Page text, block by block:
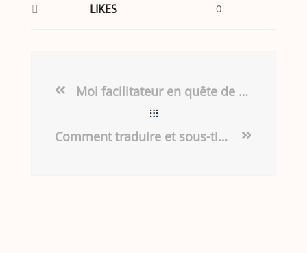
LIKES 0
Moi facilitateur en quête de maîtrise des outils collaboratifs
Comment traduire et sous-titrer des vidéos pour vos formations ?